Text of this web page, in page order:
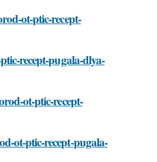
ot-ptic-recept-
recept-pugala-dlya-
ot-ptic-recept-
ot-ptic-recept-pugala-